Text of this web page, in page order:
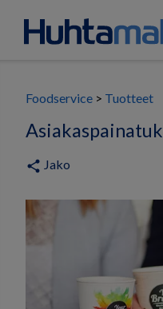
Foodservice Tuotteet
share Jako